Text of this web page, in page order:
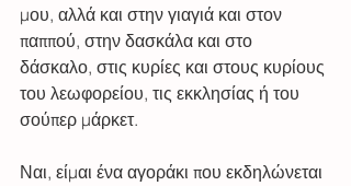
μου, αλλά και στην γιαγιά και στον
παππού, στην δασκάλα και στο
δάσκαλο, στις κυρίες και στους κυρίους
του λεωφορείου, τις εκκλησίας ή του
σούπερ μάρκετ.
Ναι, είμαι ένα αγοράκι που εκδηλώνεται